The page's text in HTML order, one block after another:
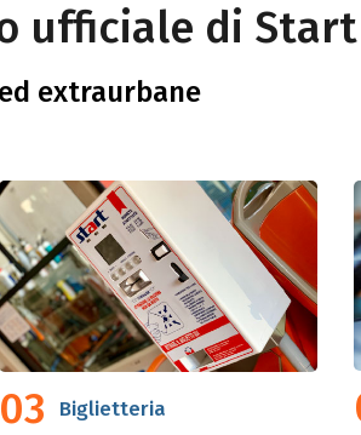
ufficiale di
extraurbane
Biglietteria
03